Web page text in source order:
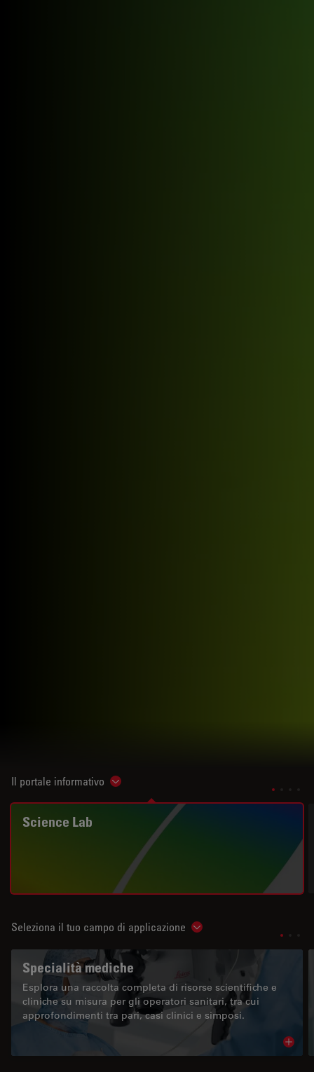
Il portale informativo Show subnavigation
Science Lab
Seleziona il tuo campo di applicazione Show subnavigation
Specialità mediche
Esplora una raccolta completa di risorse scientifiche e
cliniche su misura per gli operatori sanitari, tra cui
approfondimenti tra pari, casi clinici e simposi.